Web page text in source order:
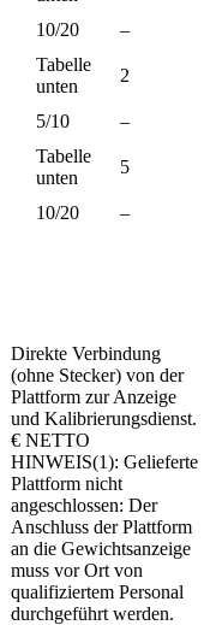
10/20
–
Tabelle
unten
2
5/10
–
Tabelle
unten
5
10/20 –
Direkte Verbindung
(ohne Stecker) von der
Plattform zur Anzeige
und Kalibrierungsdienst.
€ NETTO
HINWEIS(1): Gelieferte
Plattform nicht
angeschlossen: Der
Anschluss der Plattform
an die Gewichtsanzeige
muss vor Ort von
qualifiziertem Personal
durchgeführt werden.